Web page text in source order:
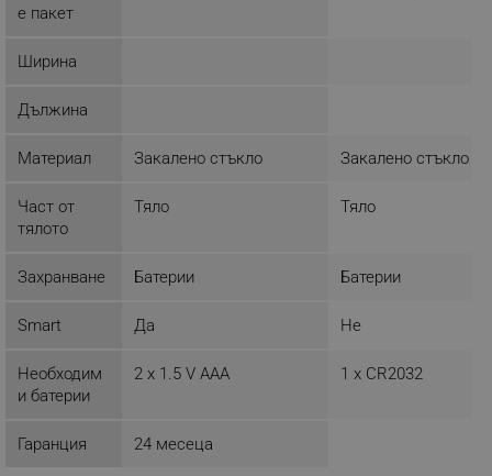
е пакет
Ширина
Дължина
Материал Закалено стъкло Закалено стъкло
Част от
тялото
Тяло Тяло
Захранване Батерии Батерии
Smart Да Не
Необходим
и батерии
2 x 1.5 V AAA 1 x CR2032
Гаранция 24 месеца
_sgf_test_mode